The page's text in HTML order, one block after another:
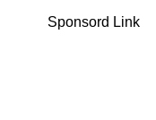
Sponsord Link